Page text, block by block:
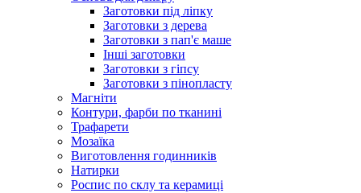
Заготовки під ліпку
Заготовки з дерева
Заготовки з пап'є маше
Інші заготовки
Заготовки з гіпсу
Заготовки з пінопласту
Магніти
Контури, фарби по тканині
Трафарети
Мозаїка
Виготовлення годинників
Натирки
Роспис по склу та керамиці